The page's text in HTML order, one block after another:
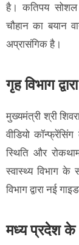
है। कतिपय सोशल
चौहान का बयान
अप्रासंगिक है।
गृह विभाग
मुख्यमंत्री श्री
वीडियो
स्थिति और
स्वास्थ्य विभाग
विभाग द्वारा नई
मध्य प्रदेश के